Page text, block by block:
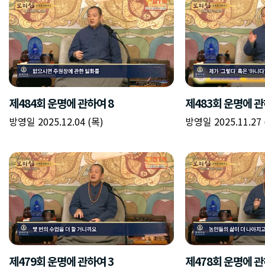
제484회 운명에 관하여 8
방영일 2025.12.04 (목)
제483회 운명에
방영일 2025.11.27
제479회 운명에 관하여 3 제478회 운명에